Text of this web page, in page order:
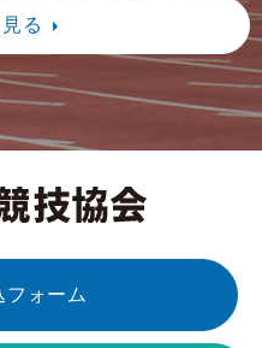
会のスタートリス
生陸上競技選手権
れていますのでご
役員委嘱状もデータ
自で取り込んでいた
る
フォーム